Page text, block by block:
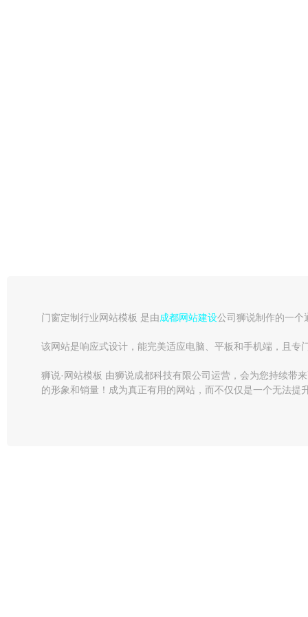
门窗定制行业网站模板 是由成都网站建设公司狮说制作的一个
该网站是响应式设计，能完美适应电脑、平板和手机端，且专
狮说·网站模板 由狮说成都科技有限公司运营，会为您持续带
的形象和销量！成为真正有用的网站，而不仅仅是一个无法提